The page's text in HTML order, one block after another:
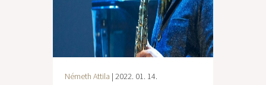
Németh Attila | 2022. 01. 14.